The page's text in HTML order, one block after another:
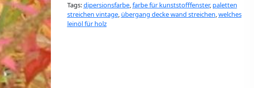
Tags:dipersionsfarbe,farbe für kunststofffenster, paletten
streichen vintage, übergang decke wand streichen,welches
leinöl für holz